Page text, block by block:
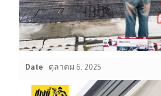
Date ตุลาคม 6, 2025